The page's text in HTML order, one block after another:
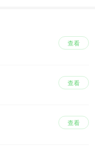
查看
查看
查看